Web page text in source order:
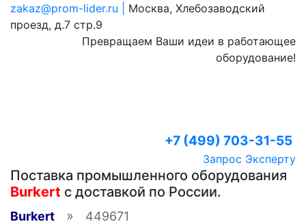
zakaz@prom-lider.ru |
Москва, Хлебозаводский
проезд, д.7 стр.9
Превращаем Ваши идеи в работающее
оборудование!
+7 (499) 703-31-55
Запрос Эксперту
Поставка промышленного оборудования
Burkert с доставкой по России.
Burkert » 449671